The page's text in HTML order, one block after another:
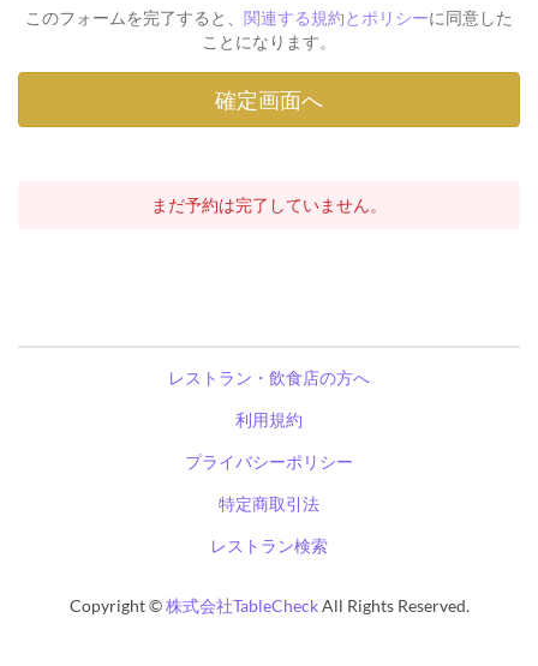
このフォームを完了すると、 関連する規約とポリシーに同意した
ことになります。
まだ予約は完了していません。
レストラン・飲食店の方へ
利用規約
プライバシーポリシー
特定商取引法
レストラン検索
Copyright ©株式会社TableCheckAll Rights Reserved.